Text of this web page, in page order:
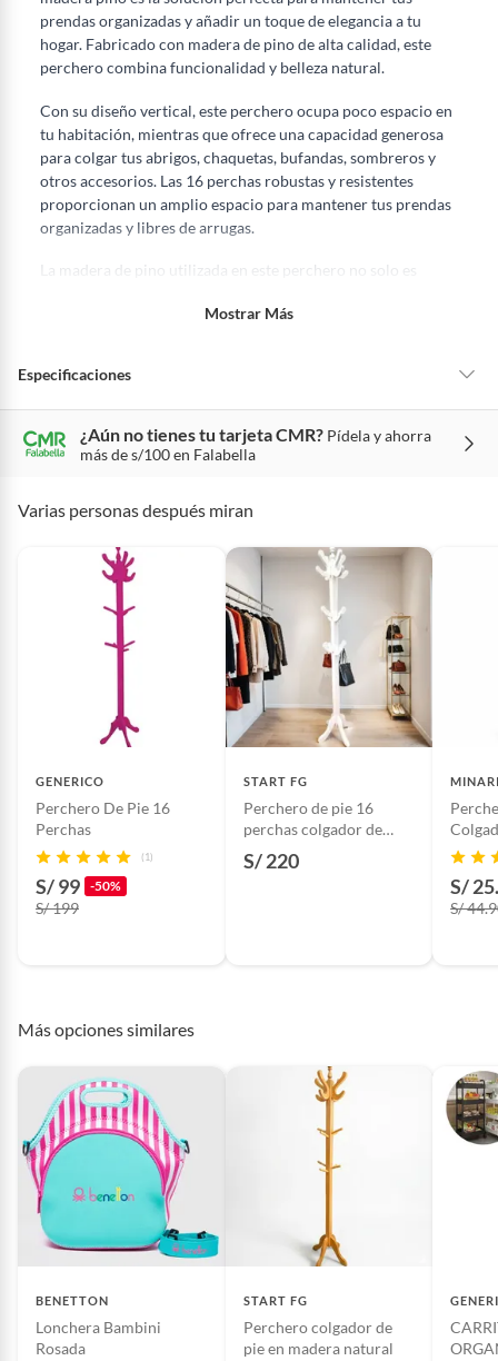
7 días: colchones y productos de combustión.
Productos vendidos porSodimactienen:
48 horas: cemento, mezclas de hormigón, morteros, yeso y otros
7 días: productos eléctricos o a combustión, electrodomésticos,
tecnología, línea blanca, colchones, muebles, bicicletas y
máquinas.
No se pueden devolver o cambiar bajo cambio de opinión
Productos de compra internacional.
Productos comprados en Outlet Atocongo.
suplementos alimenticios, vitaminas.
Por motivos de salubridad, la ropa interior inferior y ropas de
Alimentos, bebidas, fórmulas y leches para bebés.
Productos hechos a medida.
Plantas.
Productos que hayan sido previamente instalados.
Baterías de auto.
Motocicletas y bicicletas motorizadas.
Licores y cigarros electrónicos.
prendas organizadas y añadir un toque de elegancia a tu
hogar. Fabricado con madera de pino de alta calidad, este
perchero combina funcionalidad y belleza natural.
Con su diseño vertical, este perchero ocupa poco espacio en
tu habitación, mientras que ofrece una capacidad generosa
para colgar tus abrigos, chaquetas, bufandas, sombreros y
otros accesorios. Las 16 perchas robustas y resistentes
proporcionan un amplio espacio para mantener tus prendas
organizadas y libres de arrugas.
La madera de pino utilizada en este perchero no solo es
cálido y acogedor. El grano natural de la madera se destaca,
puede ser tratada con aceites o barnices para preservar su
belleza a lo largo del tiempo.
Medidas:
Mostrar Más
Especificaciones
Material Madera Pino
Hecho en Perú
Tipo de organizador
Condicion del
Nuevo
PERCHERO
Detalle de la
Condición
NUEVO
Capacidad
cantidad de paquetes
Alto
Profundidad
Incluye 1
¿Aún no tienes tu tarjeta CMR? Pídela y ahorra
más de s/100 en Falabella
Varias personas después miran
GENERICO
Perchero De Pie 16
Perchas
(1)
S/ 99 -50%
S/ 199
START FG
Perchero de pie 16
perchas colgador de
ropa blanco
S/ 220
Ropa
S/
S/
Más opciones similares
BENETTON
Lonchera Bambini
Rosada
START FG
Perchero colgador de
pie en madera natural